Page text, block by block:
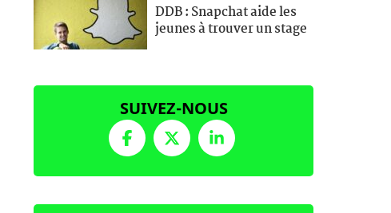
DDB : Snapchat aide les
jeunes à trouver un stage
SUIVEZ-NOUS